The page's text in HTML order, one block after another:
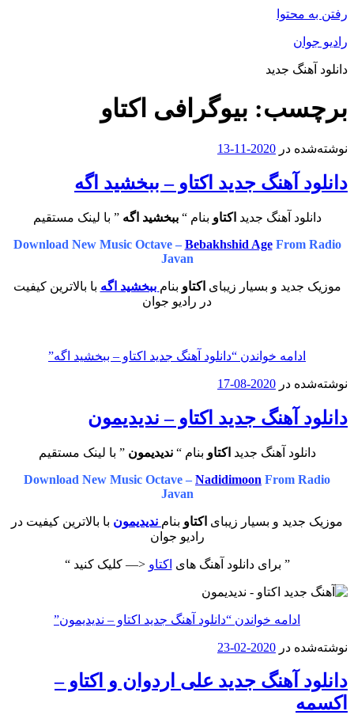
رفتن به محتوا
رادیو جوان
دانلود آهنگ جدید
برچسب: بیوگرافی اکتاو
نوشته‌شده در 2020-11-13
دانلود آهنگ جدید اکتاو – ببخشید اگه
دانلود آهنگ جدید اکتاو بنام “ ببخشید اگه” با لینک مستقیم
Download New Music Octave – Bebakhshid AgeFrom Radio
Javan
موزیک جدید و بسیار زیبای اکتاو بنام ببخشید اگه با بالاترین کیفیت
در رادیو جوان
ادامه خواندن “دانلود آهنگ جدید اکتاو – ببخشید اگه”
نوشته‌شده در 2020-08-17
دانلود آهنگ جدید اکتاو – ندیدیمون
دانلود آهنگ جدید اکتاو بنام “ ندیدیمون” با لینک مستقیم
Download New Music Octave – Nadidimoon From Radio
Javan
موزیک جدید و بسیار زیبای اکتاو بنام ندیدیمون با بالاترین کیفیت در
رادیو جوان
” برای دانلود آهنگ های اکتاو <— کلیک کنید “
ادامه خواندن “دانلود آهنگ جدید اکتاو – ندیدیمون”
نوشته‌شده در 2020-02-23
دانلود آهنگ جدید علی اردوان و اکتاو –
اکسمه